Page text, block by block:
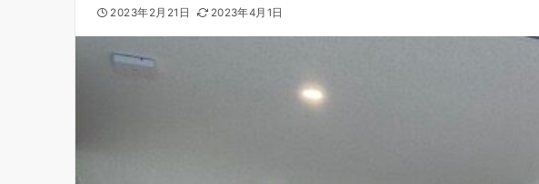
2023年2月21日 2023年4月1日